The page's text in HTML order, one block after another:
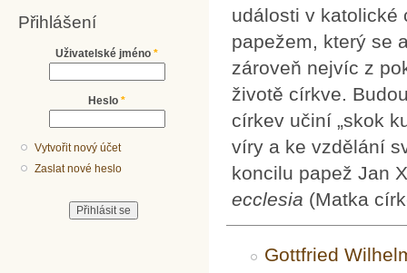
Přihlášení
Uživatelské jméno *
Heslo *
Vytvořit nový účet
Zaslat nové heslo
události v katolické
papežem, který se
zároveň nejvíc z
životě církve.
církev učiní „skok
víry a ke vzdělání
koncilu papež Jan
ecclesia (Matka
Gottfried